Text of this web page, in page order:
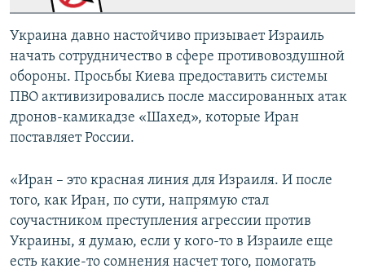
Украина давно настойчиво призывает Израиль
начать сотрудничество в сфере противовоздушной
обороны. Просьбы Киева предоставить системы
ПВО активизировались после массированных атак
дронов-камикадзе «Шахед», которые Иран
поставляет России.
«Иран – это красная линия для Израиля. И после
того, как Иран, по сути, напрямую стал
соучастником преступления агрессии против
Украины, я думаю, если у кого-то в Израиле еще
есть какие-то сомнения насчет того, помогать